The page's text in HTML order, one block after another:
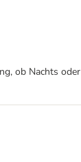
ob Nachts